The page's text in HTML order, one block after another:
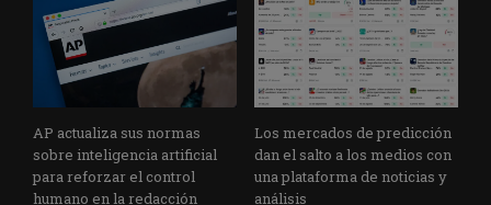
AP actualiza sus normas
sobre inteligencia artificial
para reforzar el control
humano en la redacción
Los mercados de predicción
dan el salto a los medios con
una plataforma de noticias y
análisis